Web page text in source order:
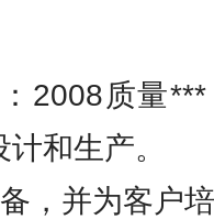
2008质量
和生产。
，并为客户